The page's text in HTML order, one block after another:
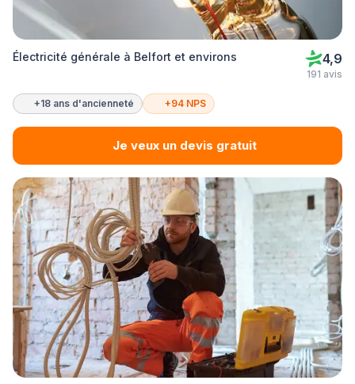
Électricité générale à Belfort et environs 4,9
191 avis
+18 ans d'ancienneté +94 NPS
Je veux un devis gratuit